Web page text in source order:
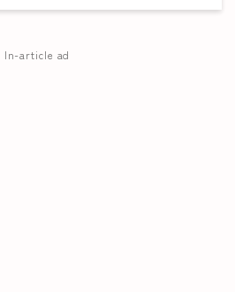
In-article ad